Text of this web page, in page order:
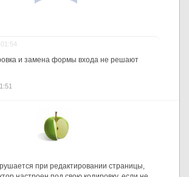
и замена формы входа не решают
при редактировании страницы,